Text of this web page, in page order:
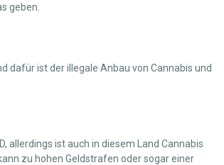
geben.
dafür ist der illegale Anbau von Cannabis und
allerdings ist auch in diesem Land Cannabis
zu hohen Geldstrafen oder sogar einer